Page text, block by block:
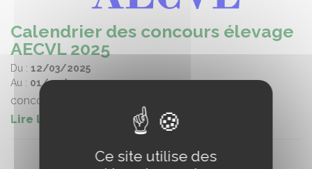
Calendrier des concours élevage
AECVL 2025
Du : 12/03/2025
Au : 01/12/2025
concours élevage
Lire la suite
Ce site utilise des